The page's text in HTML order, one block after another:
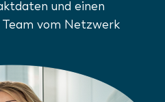
und einen
Team vom Netzwerk